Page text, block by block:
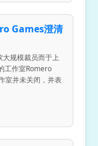
Games澄清
规模裁员而于上
工作室Romero
室并未关闭，并表